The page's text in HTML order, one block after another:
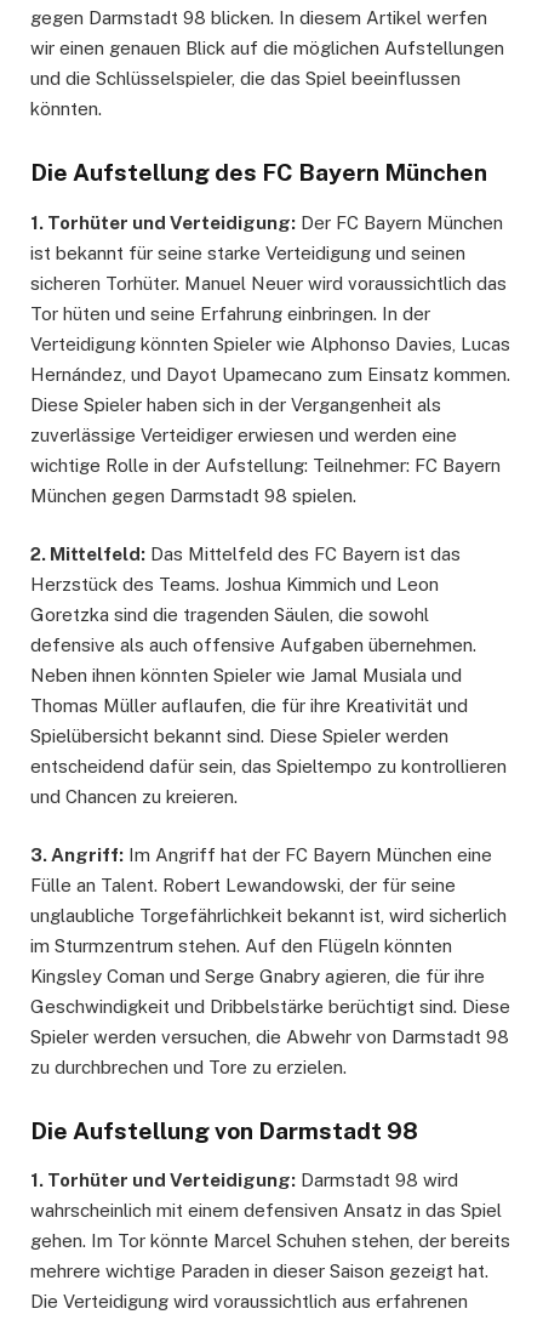
gegen Darmstadt 98 blicken. In diesem Artikel werfen
wir einen genauen Blick auf die möglichen Aufstellungen
und die Schlüsselspieler, die das Spiel beeinflussen
könnten.
Die Aufstellung des FC Bayern München
1. Torhüter und Verteidigung: Der FC Bayern München
ist bekannt für seine starke Verteidigung und seinen
sicheren Torhüter. Manuel Neuer wird voraussichtlich das
Tor hüten und seine Erfahrung einbringen. In der
Verteidigung könnten Spieler wie Alphonso Davies, Lucas
Hernández, und Dayot Upamecano zum Einsatz kommen.
Diese Spieler haben sich in der Vergangenheit als
zuverlässige Verteidiger erwiesen und werden eine
wichtige Rolle in der Aufstellung: Teilnehmer: FC Bayern
München gegen Darmstadt 98 spielen.
2. Mittelfeld: Das Mittelfeld des FC Bayern ist das
Herzstück des Teams. Joshua Kimmich und Leon
Goretzka sind die tragenden Säulen, die sowohl
defensive als auch offensive Aufgaben übernehmen.
Neben ihnen könnten Spieler wie Jamal Musiala und
Thomas Müller auflaufen, die für ihre Kreativität und
Spielübersicht bekannt sind. Diese Spieler werden
entscheidend dafür sein, das Spieltempo zu kontrollieren
und Chancen zu kreieren.
3. Angriff: Im Angriff hat der FC Bayern München eine
Fülle an Talent. Robert Lewandowski, der für seine
unglaubliche Torgefährlichkeit bekannt ist, wird sicherlich
im Sturmzentrum stehen. Auf den Flügeln könnten
Kingsley Coman und Serge Gnabry agieren, die für ihre
Geschwindigkeit und Dribbelstärke berüchtigt sind. Diese
Spieler werden versuchen, die Abwehr von Darmstadt 98
zu durchbrechen und Tore zu erzielen.
Die Aufstellung von Darmstadt 98
1. Torhüter und Verteidigung: Darmstadt 98 wird
wahrscheinlich mit einem defensiven Ansatz in das Spiel
gehen. Im Tor könnte Marcel Schuhen stehen, der bereits
mehrere wichtige Paraden in dieser Saison gezeigt hat.
Die Verteidigung wird voraussichtlich aus erfahrenen